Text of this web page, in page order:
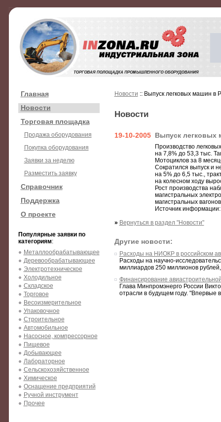
Главная
Новости
Торговая площадка
Продажа оборудования
Покупка оборудования
Заявки за неделю
Разместить заявку
Справочник
Поддержка
О проекте
Популярные заявки по
категориям:
Металлообрабатывающее
Деревообрабатывающее
Электротехническое
Холодильное
Складское
Торговое
Весоизмерительное
Упаковочное
Строительное
Автомобильное
Насосное, компрессорное
Пищевое
Добывающее
Лабораторное
Сельскохозяйственное
Химическое
Оснащение предприятий
Ручной инструмент
Прочее
Новости :: Выпуск легковых машин в
Новости
19-10-2005 Выпуск легковых
Производство
на 7,8% до 53,3 тыс.
Мотоциклов за 8
Сократился выпуск и
на 5% до 6,5 тыс.,
на колесном ходу
Рост производства
магистральных
магистральных
Источник
» Вернуться в раздел "Новости"
Другие новости:
Расходы на НИОКР в российском
Расходы на научно-
миллиардов 250 миллионов
Финансирование
Глава Минпромэнерго России
отрасли в будущем году. "Впервые